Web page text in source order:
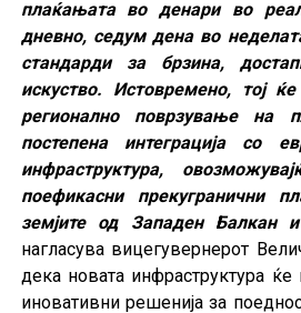
плаќањата во денари во
дневно, седум дена во
стандарди за брзина,
искуство. Истовремено, тој
регионално поврзување на
постепена интеграција со
инфраструктура,
поефикасни прекугранични
земјите од Западен Балкан и
нагласува вицегувернерот
дека новата инфраструктура ќе
иновативни решенија за